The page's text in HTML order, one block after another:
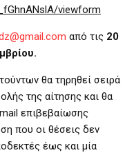
viewform
από τις 20
θα τηρηθεί σειρά
της αίτησης και θα
επιβεβαίωσης
που οι θέσεις δεν
έως και μία